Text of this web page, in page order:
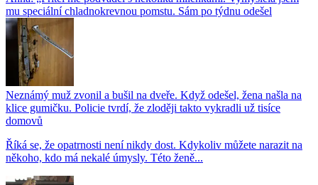
mu speciální chladnokrevnou pomstu. Sám po týdnu odešel
Neznámý muž zvonil a bušil na dveře. Když odešel, žena našla na
klice gumičku. Policie tvrdí, že zloději takto vykradli už tisíce
domovů
Říká se, že opatrnosti není nikdy dost. Kdykoliv můžete narazit na
někoho, kdo má nekalé úmysly. Této ženě...